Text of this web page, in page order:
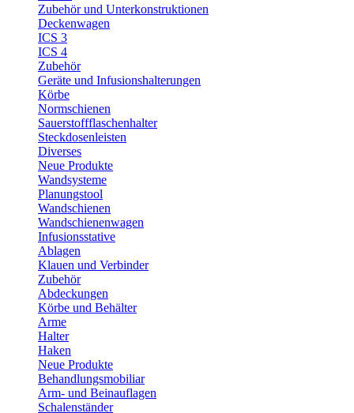
Zubehör und Unterkonstruktionen
Deckenwagen
ICS 3
ICS 4
Zubehör
Geräte und Infusionshalterungen
Körbe
Normschienen
Sauerstoffflaschenhalter
Steckdosenleisten
Diverses
Neue Produkte
Wandsysteme
Planungstool
Wandschienen
Wandschienenwagen
Infusionsstative
Ablagen
Klauen und Verbinder
Zubehör
Abdeckungen
Körbe und Behälter
Arme
Halter
Haken
Neue Produkte
Behandlungsmobiliar
Arm- und Beinauflagen
Schalenständer